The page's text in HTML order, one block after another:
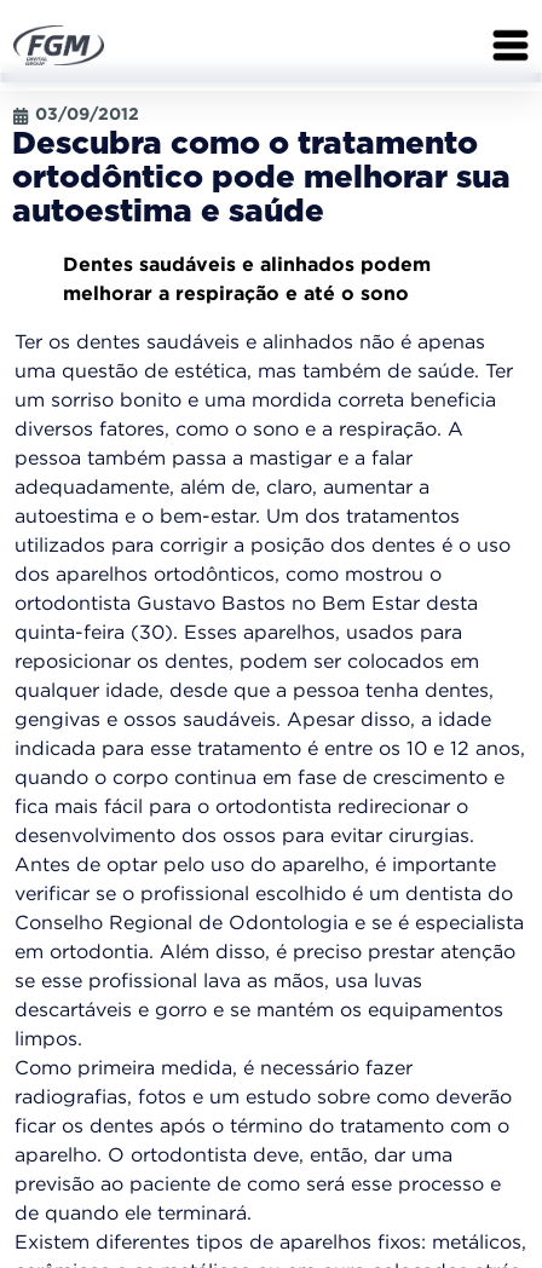
03/09/2012
Descubra como o tratamento
ortodôntico pode melhorar sua
autoestima e saúde
Dentes saudáveis e alinhados podem
melhorar a respiração e até o sono
Ter os dentes saudáveis e alinhados não é apenas
uma questão de estética, mas também de saúde. Ter
um sorriso bonito e uma mordida correta beneficia
diversos fatores, como o sono e a respiração. A
pessoa também passa a mastigar e a falar
adequadamente, além de, claro, aumentar a
autoestima e o bem-estar. Um dos tratamentos
utilizados para corrigir a posição dos dentes é o uso
dos aparelhos ortodônticos, como mostrou o
ortodontista Gustavo Bastos no Bem Estar desta
quinta-feira (30). Esses aparelhos, usados para
reposicionar os dentes, podem ser colocados em
qualquer idade, desde que a pessoa tenha dentes,
gengivas e ossos saudáveis. Apesar disso, a idade
indicada para esse tratamento é entre os 10 e 12 anos,
quando o corpo continua em fase de crescimento e
fica mais fácil para o ortodontista redirecionar o
desenvolvimento dos ossos para evitar cirurgias.
Antes de optar pelo uso do aparelho, é importante
verificar se o profissional escolhido é um dentista do
Conselho Regional de Odontologia e se é especialista
em ortodontia. Além disso, é preciso prestar atenção
se esse profissional lava as mãos, usa luvas
descartáveis e gorro e se mantém os equipamentos
limpos.
Como primeira medida, é necessário fazer
radiografias, fotos e um estudo sobre como deverão
ficar os dentes após o término do tratamento com o
aparelho. O ortodontista deve, então, dar uma
previsão ao paciente de como será esse processo e
de quando ele terminará.
Existem diferentes tipos de aparelhos fixos: metálicos,